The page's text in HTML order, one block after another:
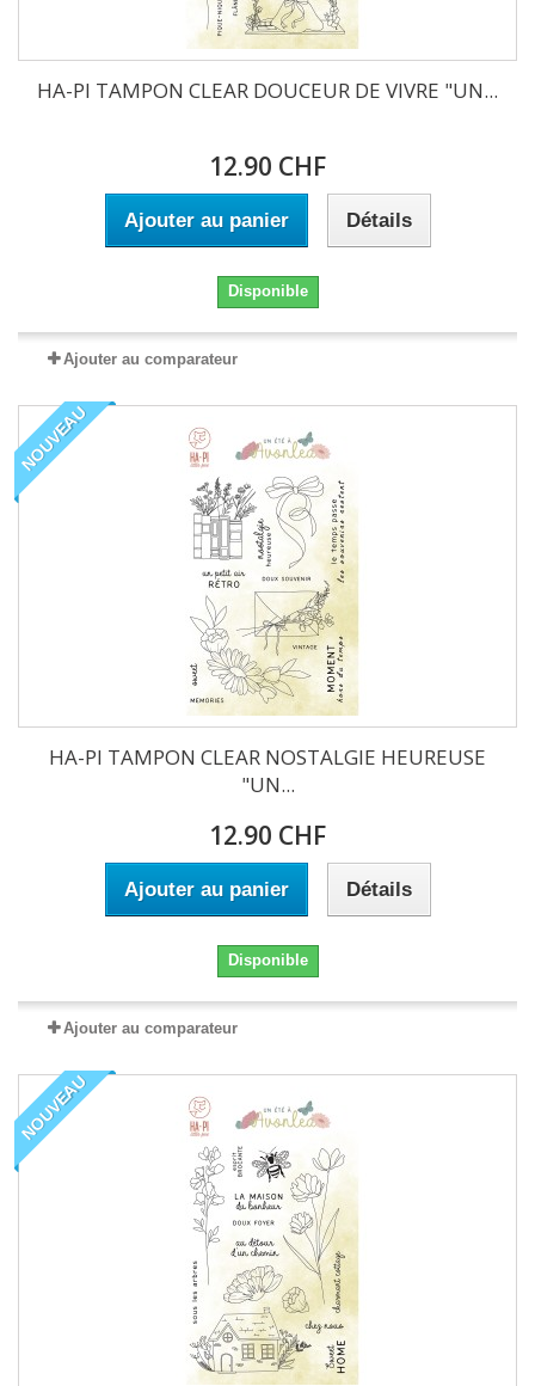
HA-PI TAMPON CLEAR DOUCEUR DE VIVRE "UN...
12.90 CHF
Ajouter au panier Détails
Disponible
Ajouter au comparateur
NOUVEAU
HA-PI TAMPON CLEAR NOSTALGIE HEUREUSE
"UN...
12.90 CHF
Ajouter au panier Détails
Disponible
Ajouter au comparateur
NOUVEAU